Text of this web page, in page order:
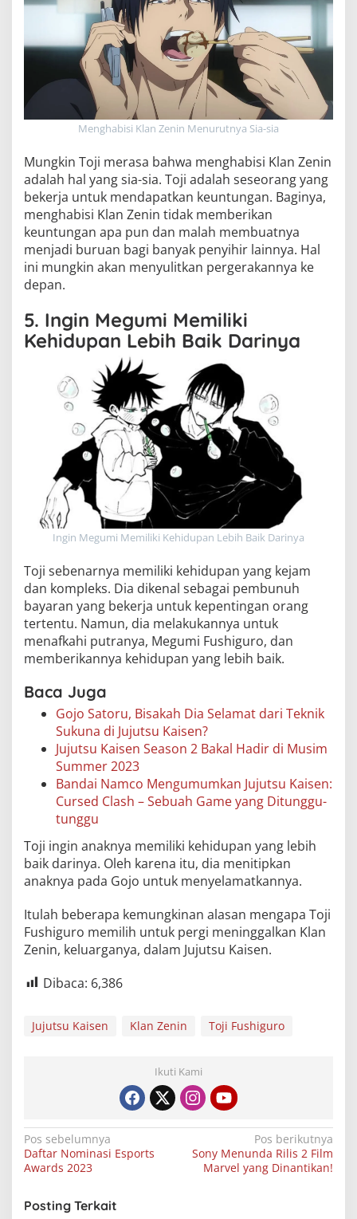
Menghabisi Klan Zenin Menurutnya Sia-sia
Mungkin Toji merasa bahwa menghabisi Klan Zenin
adalah hal yang sia-sia. Toji adalah seseorang yang
bekerja untuk mendapatkan keuntungan. Baginya,
menghabisi Klan Zenin tidak memberikan
keuntungan apa pun dan malah membuatnya
menjadi buruan bagi banyak penyihir lainnya. Hal
ini mungkin akan menyulitkan pergerakannya ke
depan.
5. Ingin Megumi Memiliki
Kehidupan Lebih Baik Darinya
Ingin Megumi Memiliki Kehidupan Lebih Baik Darinya
Toji sebenarnya memiliki kehidupan yang kejam
dan kompleks. Dia dikenal sebagai pembunuh
bayaran yang bekerja untuk kepentingan orang
tertentu. Namun, dia melakukannya untuk
menafkahi putranya, Megumi Fushiguro, dan
memberikannya kehidupan yang lebih baik.
Baca Juga
Gojo Satoru, Bisakah Dia Selamat dari Teknik
Sukuna di Jujutsu Kaisen?
Jujutsu Kaisen Season 2 Bakal Hadir di Musim
Summer 2023
Bandai Namco Mengumumkan Jujutsu Kaisen:
Cursed Clash – Sebuah Game yang Ditunggu-
tunggu
Toji ingin anaknya memiliki kehidupan yang lebih
baik darinya. Oleh karena itu, dia menitipkan
anaknya pada Gojo untuk menyelamatkannya.
Itulah beberapa kemungkinan alasan mengapa Toji
Fushiguro memilih untuk pergi meninggalkan Klan
Zenin, keluarganya, dalam Jujutsu Kaisen.
Dibaca: 6,386
Jujutsu Kaisen Klan Zenin Toji Fushiguro
Ikuti Kami
Navigasi
pos
Pos sebelumnya
Daftar Nominasi Esports
Awards 2023
Pos berikutnya
Sony Menunda Rilis 2 Film
Marvel yang Dinantikan!
Posting Terkait